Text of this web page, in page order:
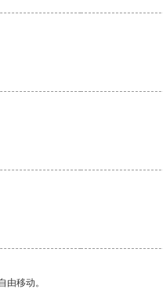
移动。